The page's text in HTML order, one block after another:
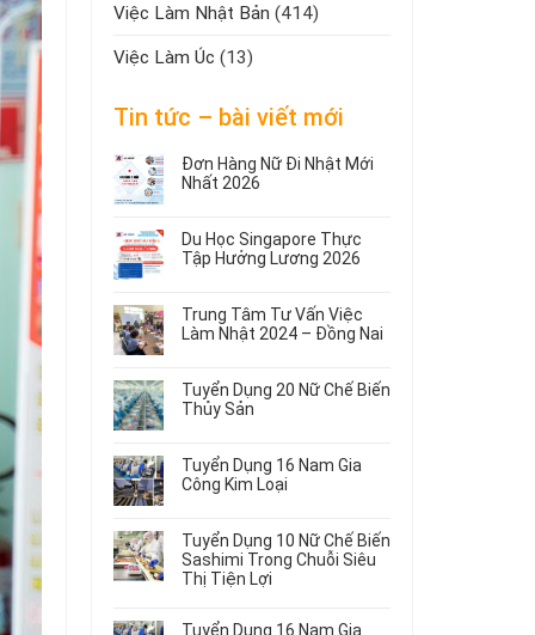
Việc Làm Nhật Bản (414)
Việc Làm Úc (13)
Tin tức – bài viết mới
Đơn Hàng Nữ Đi Nhật Mới
Nhất 2026
có
bình
luận
Đơn
Hàng
Nữ
Nhật
Mới
Nhất
Du Học Singapore Thực
Tập Hưởng Lương 2026
có
bình
luận
Du
Học
Singapore
Tập
Hưởng
Lương
Trung Tâm Tư Vấn Việc
Làm Nhật 2024 – Đồng Nai
có
bình
luận
Trung
Tâm
Tư
Việc
Làm
Nhật
2024
Đồng
Tuyển Dụng 20 Nữ Chế Biến
Thủy Sản
có
bình
luận
Tuyển
Dụng
20
Nữ
Biến
Tuyển Dụng 16 Nam Gia
Công Kim Loại
có
bình
luận
ở
Dụng
Tuyển Dụng 10 Nữ Chế Biến
Sashimi Trong Chuỗi Siêu
Thị Tiện Lợi
có
Tuyển Dụng 16 Nam Gia